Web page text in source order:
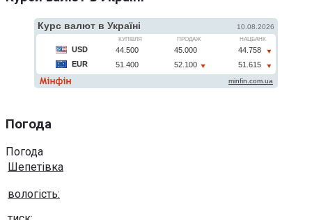
Погода
Погода
Шепетівка
вологість: